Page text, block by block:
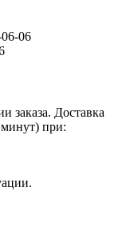
06
заказа. Доставка
минут) при: